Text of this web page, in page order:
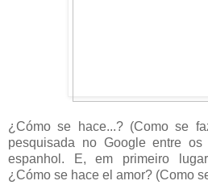
¿Cómo se hace...? (Como se
pesquisada no Google entre
espanhol. E, em primeiro
¿Cómo se hace el amor? (Como